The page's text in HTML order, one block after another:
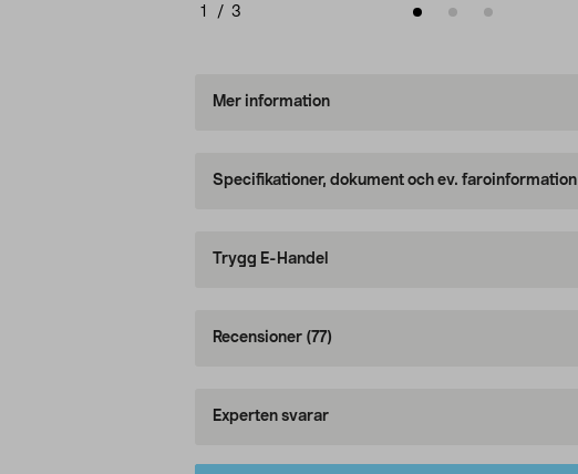
1 / 3
Mer information
Specifikationer, dokument och ev. faroinformation
Trygg E-Handel
Recensioner (77)
Experten svarar